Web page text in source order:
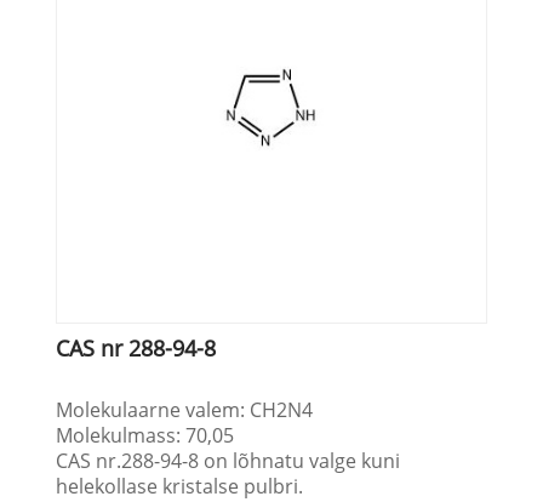
CAS nr 288-94-8
Molekulaarne valem: CH2N4
Molekulmass: 70,05
CAS nr.288-94-8 on lõhnatu valge kuni
helekollase kristalse pulbri.